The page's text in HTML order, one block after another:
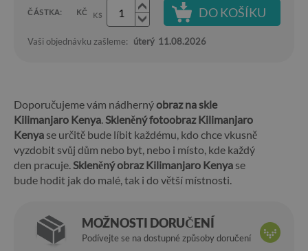
ČÁSTKA: KČ KS DO KOŠÍKU
Vaši objednávku zašleme: úterý 11.08.2026
Doporučujeme vám nádhernýobraz na skle
Kilimanjaro Kenya.Skleněný fotoobraz Kilimanjaro
Kenya se určitě bude líbit každému, kdo chce vkusně
vyzdobit svůj dům nebo byt, nebo i místo, kde každý
den pracuje.Skleněný obraz Kilimanjaro Kenya se
bude hodit jak do malé, tak i do větší místnosti.
MOŽNOSTI DORUČENÍ
Podívejte se na dostupné způsoby doručení